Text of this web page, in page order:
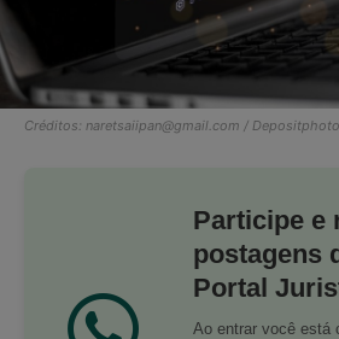
Créditos: naretsaiipan@gmail.com /
Participe e
postagens
Portal
Ao entrar você está